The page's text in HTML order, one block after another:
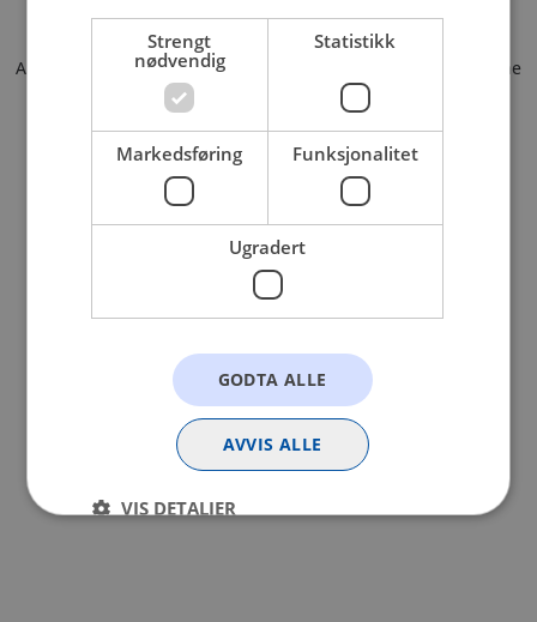
Application error: a client-side exception has occurred (see the
browser console for more information).
Strengt
nødvendig
Statistikk
Markedsføring Funksjonalitet
Ugradert
GODTA ALLE
AVVIS ALLE
VIS DETALJER